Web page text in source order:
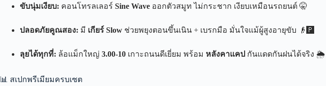
ขับนุ่มเงียบ: คอนโทรลเลอร์ Sine Wave ออกตัวสมูท ไม่กระชาก เงียบเหมือนรถยนต์ 🤫
ปลอดภัยคูณสอง: มี เกียร์ Slow ช่วยพยุงตอนขึ้นเนิน + เบรกมือ มั่นใจแม้ผู้สูงอายุขับ 👴🅿️
ลุยได้ทุกที่: ล้อแม็กใหญ่ 3.00-10 เกาะถนนดีเยี่ยม พร้อม หลังคาแคป กันแดดกันฝนได้จริง 🌦️
📊 สเปกพรีเมียมครบเซต